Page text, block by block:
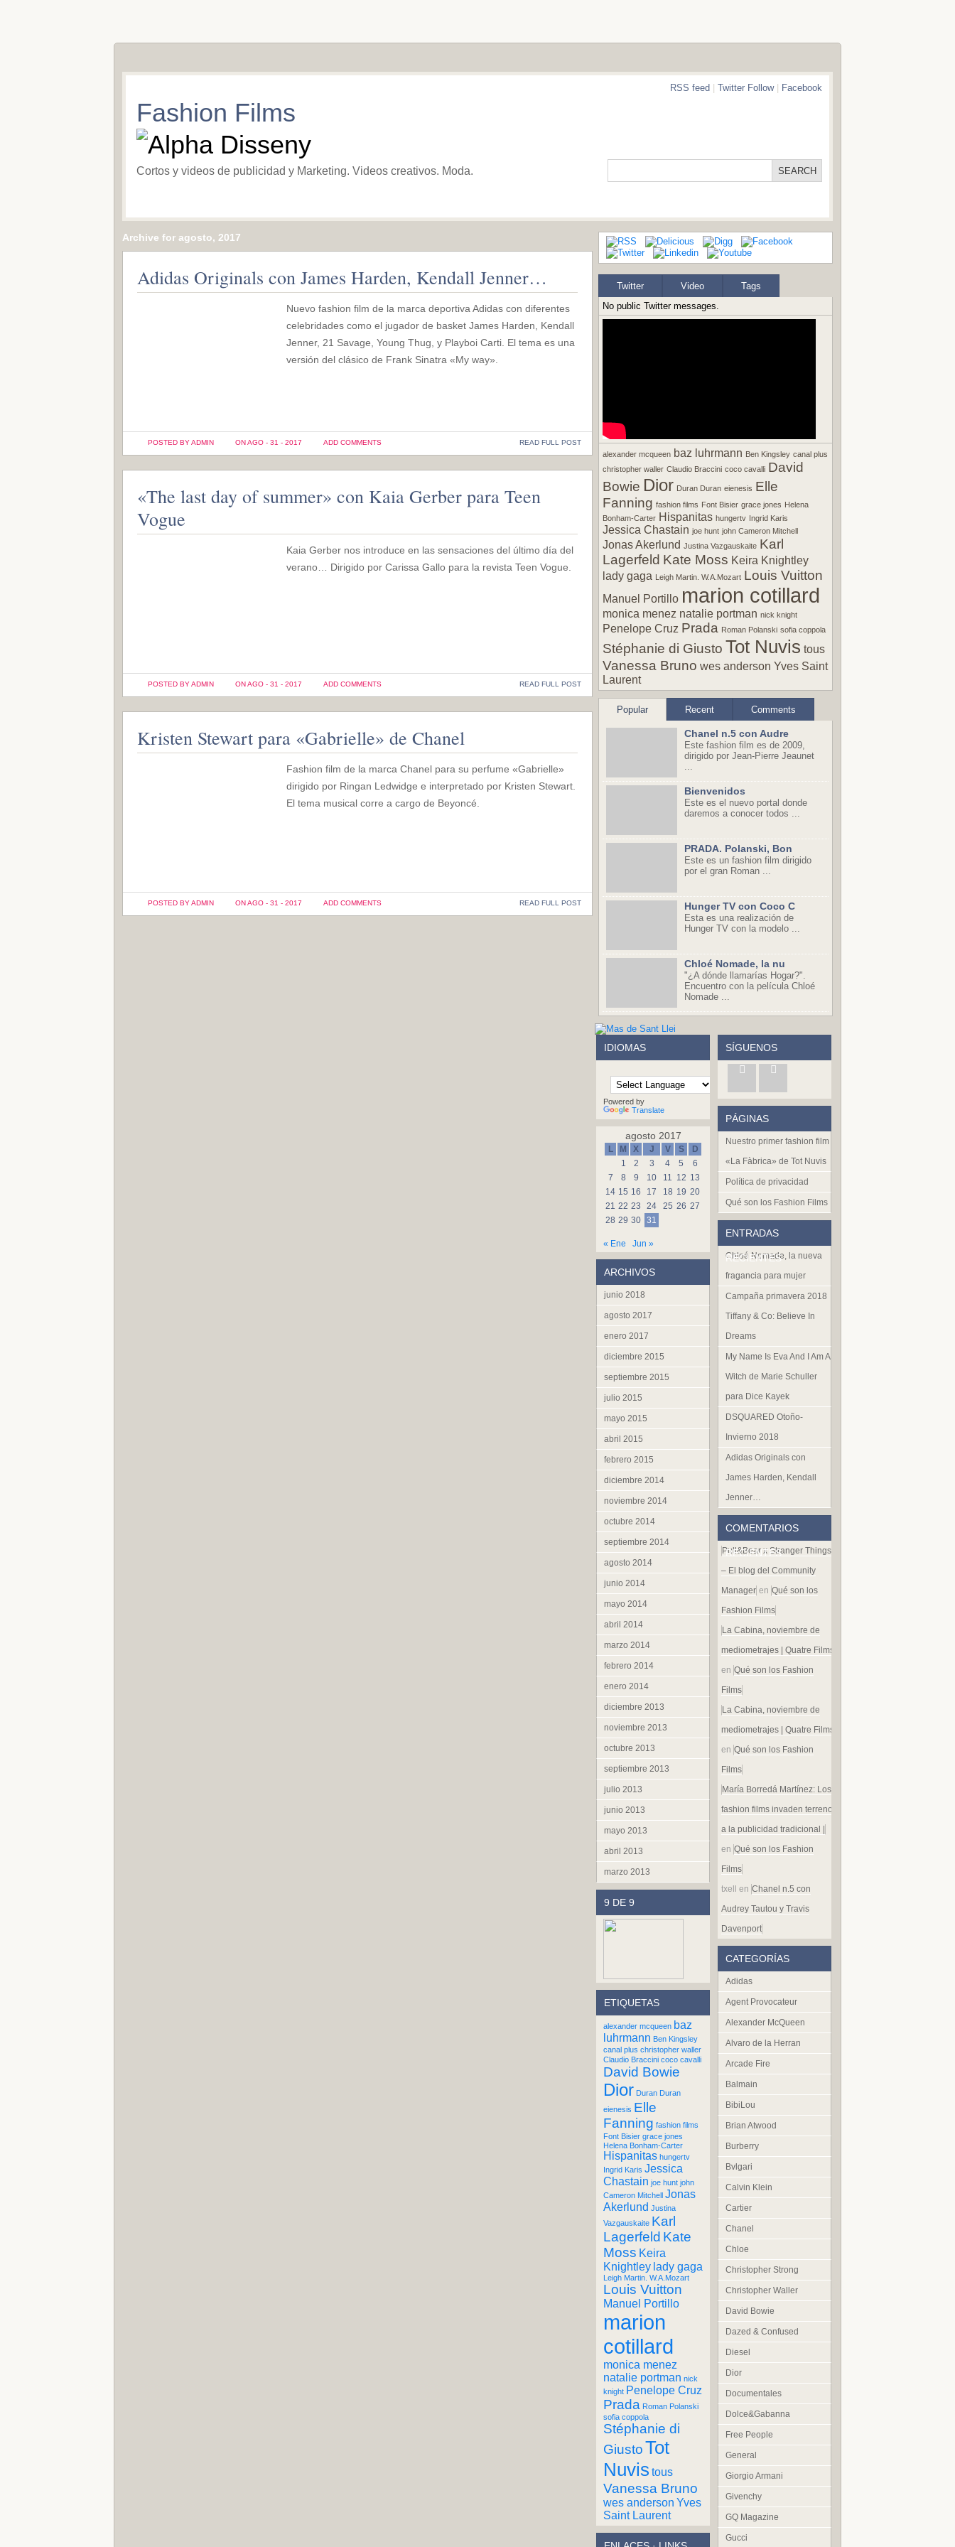
Fashion Films
Cortos y videos de publicidad y Marketing. Videos creativos. Moda.
RSS feed Twitter Follow| Facebook
Archive for agosto, 2017
Adidas Originals con James Harden, Kendall Jenner…
Nuevo fashion film de la marca deportiva Adidas con diferentes
celebridades como el jugador de basket James Harden, Kendall
Jenner, 21 Savage, Young Thug, y Playboi Carti. El tema es una
versión del clásico de Frank Sinatra «My way».
POSTED BY ADMIN ON AGO - 31 - 2017 ADD COMMENTS READ FULL POST
«The last day of summer» con Kaia Gerber para Teen
Vogue
Kaia Gerber nos introduce en las sensaciones del último día del
verano… Dirigido por Carissa Gallo para la revista Teen Vogue.
POSTED BY ADMIN ON AGO - 31 - 2017 ADD COMMENTS READ FULL POST
Kristen Stewart para «Gabrielle» de Chanel
Fashion film de la marca Chanel para su perfume «Gabrielle»
dirigido por Ringan Ledwidge e interpretado por Kristen Stewart.
El tema musical corre a cargo de Beyoncé.
POSTED BY ADMIN ON AGO - 31 - 2017 ADD COMMENTS READ FULL POST
Twitter Video
Tags
No public Twitter messages.
alexander mcqueen baz luhrmann Ben Kingsley canal plus
christopher waller Claudio Braccini coco cavalli David
Bowie Dior Duran Duran eienesis Elle
Fanning fashion films Font Bisier grace jones Helena
Bonham-Carter Hispanitas hungertv Ingrid Karis
Jessica Chastain joe hunt john Cameron Mitchell
Jonas Akerlund Justina Vazgauskaite Karl
Lagerfeld Kate Moss Keira Knightley
lady gaga Leigh Martin. W.A.Mozart Louis Vuitton
Manuel Portillo marion cotillard
monica menez natalie portman nick knight
Penelope Cruz Prada Roman Polanski sofia coppola
Stéphanie di Giusto Tot Nuvis tous
Vanessa Bruno wes anderson Yves Saint
Laurent
Popular Recent Comments
Chanel n.5 con Audre
Este fashion film es de 2009,
dirigido por Jean-Pierre Jeaunet
...
Bienvenidos
Este es el nuevo portal donde
daremos a conocer todos ...
PRADA. Polanski, Bon
Este es un fashion film dirigido
por el gran Roman ...
Hunger TV con Coco C
Esta es una realización de
Hunger TV con la modelo ...
Chloé Nomade, la nu
"¿A dónde llamarías Hogar?".
Encuentro con la película Chloé
Nomade ...
IDIOMAS
Powered by
Translate
agosto 2017
L M X J V S
D
1
2 3 4 5
6
7
8 9 10 11 12 13
14 15 16 17 18 19 20
21 22 23 24 25 26 27
28 29 30 31
« Ene Jun »
ARCHIVOS
junio 2018
agosto 2017
enero 2017
diciembre 2015
septiembre 2015
julio 2015
mayo 2015
abril 2015
febrero 2015
diciembre 2014
noviembre 2014
octubre 2014
septiembre 2014
agosto 2014
junio 2014
mayo 2014
abril 2014
marzo 2014
febrero 2014
enero 2014
diciembre 2013
noviembre 2013
octubre 2013
septiembre 2013
julio 2013
junio 2013
mayo 2013
abril 2013
marzo 2013
9 DE 9
ETIQUETAS
alexander mcqueen baz
luhrmann Ben Kingsley
canal plus christopher waller
Claudio Braccini coco cavalli
David Bowie
Dior Duran Duran
eienesis Elle
Fanning fashion films
Font Bisier grace jones
Helena Bonham-Carter
Hispanitas hungertv
Ingrid Karis Jessica
Chastain joe hunt john
Cameron Mitchell Jonas
Akerlund Justina
Vazgauskaite Karl
Lagerfeld Kate
Moss Keira
Knightley lady gaga
Leigh Martin. W.A.Mozart
Louis Vuitton
Manuel Portillo
marion
cotillard
monica menez
natalie portman nick
knight Penelope Cruz
Prada Roman Polanski
sofia coppola
Stéphanie di
GiustoTot
Nuvis tous
Vanessa Bruno
wes anderson Yves
Saint Laurent
SÍGUENOS
PÁGINAS
Nuestro primer fashion film
«La Fàbrica» de Tot Nuvis
Política de privacidad
Qué son los Fashion Films
ENTRADAS
RECIENTES
Chloé Nomade, la nueva
fragancia para mujer
Campaña primavera 2018
Tiffany & Co: Believe In
Dreams
My Name Is Eva And I Am A
Witch de Marie Schuller
para Dice Kayek
DSQUARED Otoño-
Invierno 2018
Adidas Originals con
James Harden, Kendall
Jenner…
COMENTARIOS
RECIENTES
Pull&Bear x Stranger Things
– El blog del Community
Manager en Qué son los
Fashion Films
La Cabina, noviembre de
mediometrajes | Quatre Films
en Qué son los Fashion
Films
La Cabina, noviembre de
mediometrajes | Quatre Films
en Qué son los Fashion
Films
María Borredá Martínez: Los
fashion films invaden terreno
a la publicidad tradicional |
en Qué son los Fashion
Films
txell
en Chanel n.5 con
Audrey Tautou y Travis
Davenport
CATEGORÍAS
Adidas
Agent Provocateur
Alexander McQueen
Alvaro de la Herran
Arcade Fire
Balmain
BibiLou
Brian Atwood
Burberry
Bvlgari
Calvin Klein
Cartier
Chanel
Chloe
Christopher Strong
Christopher Waller
David Bowie
Dazed & Confused
Diesel
Dior
Documentales
Dolce&Gabanna
Free People
General
Giorgio Armani
Givenchy
GQ Magazine
Gucci